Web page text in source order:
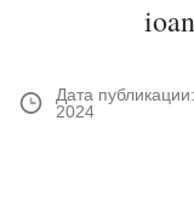
Дата
2024